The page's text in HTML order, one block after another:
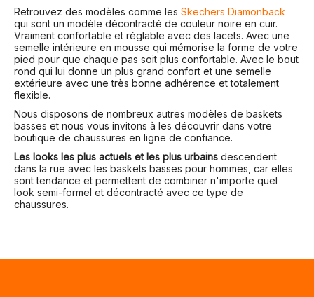
Retrouvez des modèles comme les Skechers Diamonback
qui sont un modèle décontracté de couleur noire en cuir.
Vraiment confortable et réglable avec des lacets. Avec une
semelle intérieure en mousse qui mémorise la forme de votre
pied pour que chaque pas soit plus confortable. Avec le bout
rond qui lui donne un plus grand confort et une semelle
extérieure avec une très bonne adhérence et totalement
flexible.
Nous disposons de nombreux autres modèles de baskets
basses et nous vous invitons à les découvrir dans votre
boutique de chaussures en ligne de confiance.
Les looks les plus actuels et les plus urbains descendent
dans la rue avec les baskets basses pour hommes, car elles
sont tendance et permettent de combiner n'importe quel
look semi-formel et décontracté avec ce type de
chaussures.